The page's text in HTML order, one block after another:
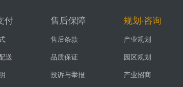
付
送
售后保障
售后条款
品质保证
投诉与举报
规划·咨询
产业规划
园区规划
产业招商